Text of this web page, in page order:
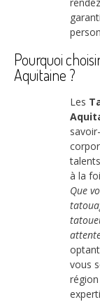
Pourquoi
Aquitaine ?
Les
à la
Que
vous